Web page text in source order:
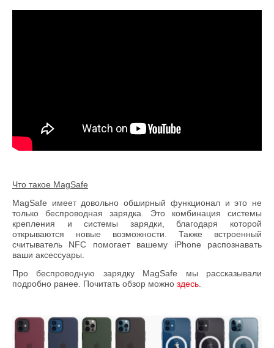
Что такое MagSafe
MagSafe имеет довольно обширный функционал и это не
только беспроводная зарядка. Это комбинация системы
крепления и системы зарядки, благодаря которой
открываются новые возможности. Также встроенный
считыватель NFC помогает вашему iPhone распознавать
ваши аксессуары.
Про беспроводную зарядку MagSafe мы рассказывали
подробно ранее. Почитать обзор можно здесь